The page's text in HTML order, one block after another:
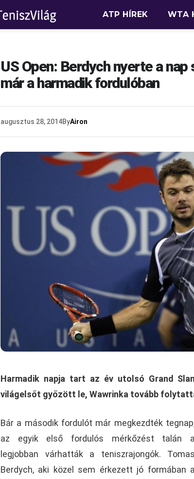
ATP HÍREK WTA
US Open: Berdych nyerte a
már a harmadik fordulóban
augusztus 28, 2014ByAiron
Harmadik napja tart az év utolsó Grand
világelsőt győzött le, Wawrinka tovább
Bár a második fordulót már megkezdték
az egyik első fordulós mérkőzést talán a
legjobban várhatták a teniszrajongók. Tomas
Berdych, aki közel sem érkezett jó formában a